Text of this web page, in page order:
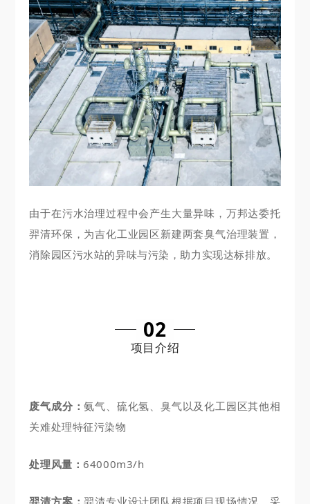
由于在污水治理过程中会产生大量异味，万邦达委托
羿清环保，为吉化工业园区新建两套臭气治理装置，
消除园区污水站的异味与污染，助力实现达标排放。
02
项目介绍
废气成分：氨气、硫化氢、臭气以及化工园区其他相
关难处理特征污染物
处理风量： 64000m3/h
羿清方案：羿清专业设计团队根据项目现场情况，采